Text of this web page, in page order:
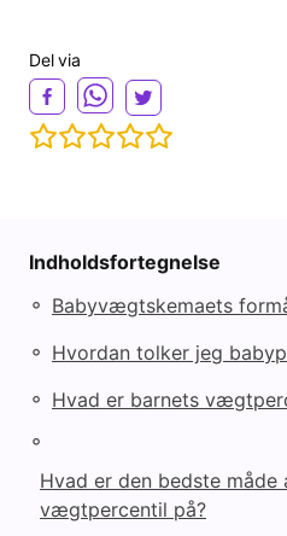
Del via
Indholdsfortegnelse
◦ Babyvægtskemaets
◦ Hvordan tolker jeg
◦ Hvad er barnets
◦
Hvad er den bedste måde
vægtpercentil på?